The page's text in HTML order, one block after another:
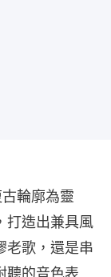
輪廓為靈
打造出兼具風
老歌，還是串